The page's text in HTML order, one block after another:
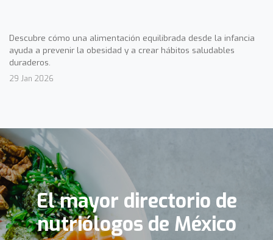
Descubre cómo una alimentación equilibrada desde la infancia
ayuda a prevenir la obesidad y a crear hábitos saludables
duraderos.
29 Jan 2026
El mayor directorio de
nutriólogos de México